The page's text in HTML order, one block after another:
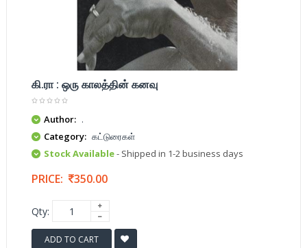
கி.ரா : ஒரு காலத்தின் கனவு
Author: .
Category: கட்டுரைகள்
Stock Available- Shipped in 1-2 business days
PRICE: 350.00
Qty:
ADD TO CART